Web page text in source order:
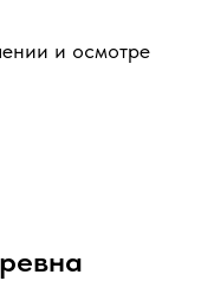
и осмотре